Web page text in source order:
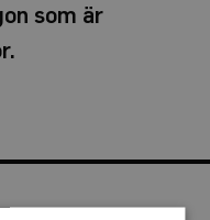
som är